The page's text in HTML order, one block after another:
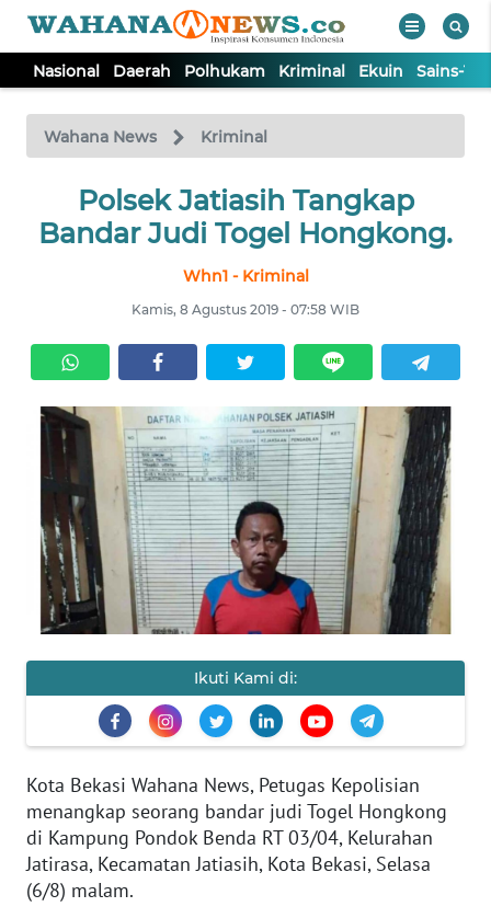
Nasional Daerah Polhukam Kriminal Ekuin Sains-
Wahana News Kriminal
Polsek Jatiasih Tangkap
Bandar Judi Togel Hongkong.
Whn1 - Kriminal
Kamis, 8 Agustus 2019 - 07:58 WIB
Ikuti Kami di:
Kota Bekasi Wahana News, Petugas Kepolisian
menangkap seorang bandar judi Togel Hongkong
di Kampung Pondok Benda RT 03/04, Kelurahan
Jatirasa, Kecamatan Jatiasih, Kota Bekasi, Selasa
(6/8) malam.
TV
Tutup
NASIONAL
KRIMINAL
EKUIN
SAINS-TEKNO
KESEHATAN
INTERNASIONAL
PENDIDIKAN
OLAHRAGA
OPINI